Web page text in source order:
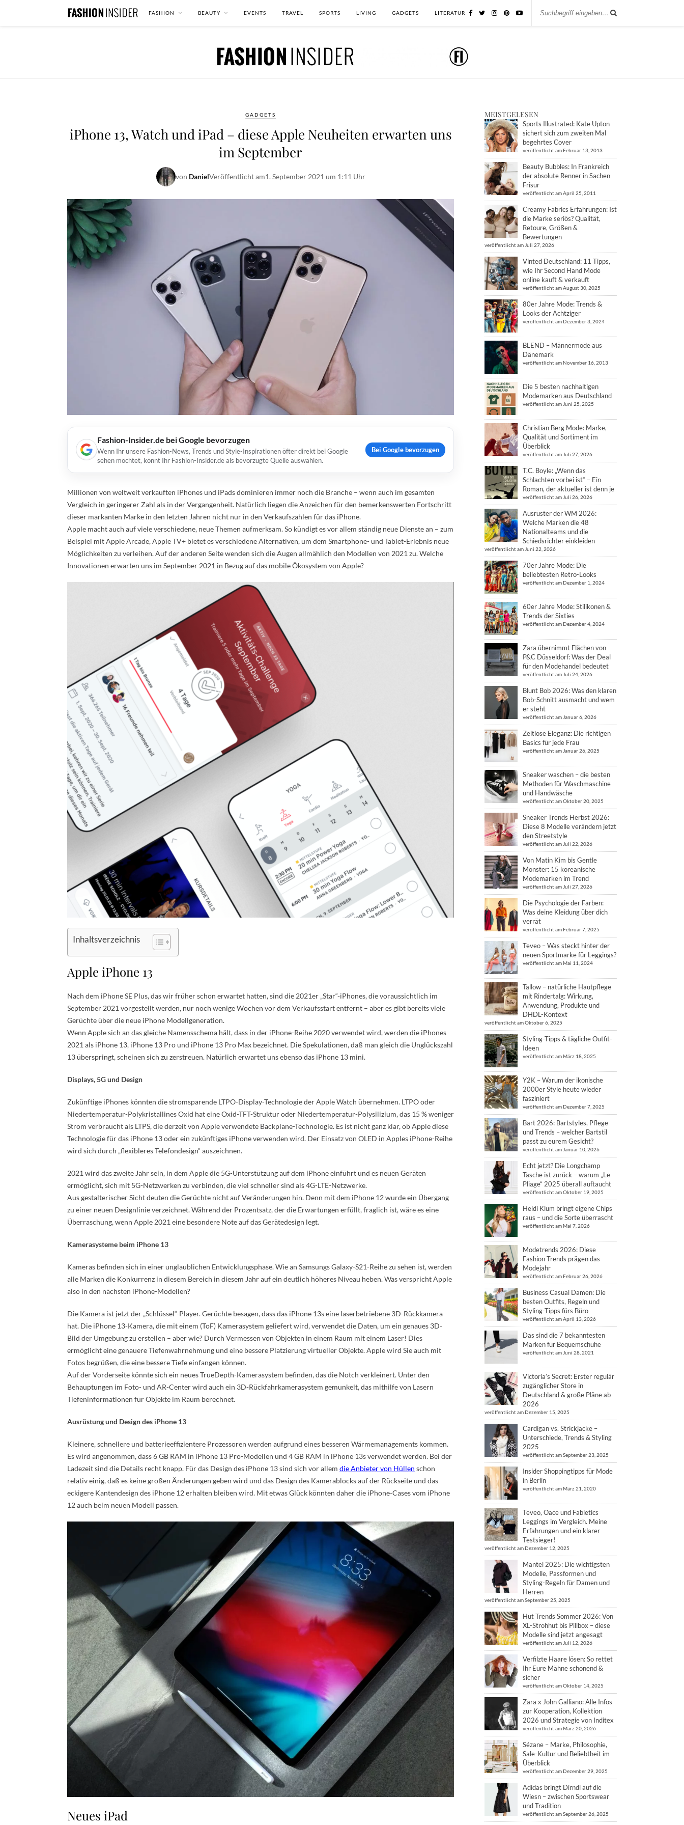
FASHION BEAUTY EVENTS TRAVEL SPORTS LIVING GADGETS LITERATUR
GADGETS
iPhone 13, Watch und iPad – diese Apple Neuheiten erwarten uns
im September
von DanielVeröffentlicht am1. September 2021 um 1:11 Uhr
Fashion-Insider.de bei Google bevorzugen
Wenn Ihr unsere Fashion-News, Trends und Style-Inspirationen öfter direkt bei Google
sehen möchtet, könnt Ihr Fashion-Insider.de als bevorzugte Quelle auswählen.
Bei Google bevorzugen
Millionen von weltweit verkauften iPhones und iPads dominieren immer noch die Branche – wenn auch im gesamten
Vergleich in geringerer Zahl als in der Vergangenheit. Natürlich liegen die Anzeichen für den bemerkenswerten Fortschritt
dieser markanten Marke in den letzten Jahren nicht nur in den Verkaufszahlen für das iPhone.
Apple macht auch auf viele verschiedene, neue Themen aufmerksam. So kündigt es vor allem ständig neue Dienste an – zum
Beispiel mit Apple Arcade, Apple TV+ bietet es verschiedene Alternativen, um dem Smartphone- und Tablet-Erlebnis neue
Möglichkeiten zu verleihen. Auf der anderen Seite wenden sich die Augen allmählich den Modellen von 2021 zu. Welche
Innovationen erwarten uns im September 2021 in Bezug auf das mobile Ökosystem von Apple?
Inhaltsverzeichnis
Apple iPhone 13
Nach dem iPhone SE Plus, das wir früher schon erwartet hatten, sind die 2021er „Star“-iPhones, die voraussichtlich im
September 2021 vorgestellt werden, nur noch wenige Wochen vor dem Verkaufsstart entfernt – aber es gibt bereits viele
Gerüchte über die neue iPhone Modellgeneration.
Wenn Apple sich an das gleiche Namensschema hält, dass in der iPhone-Reihe 2020 verwendet wird, werden die iPhones
2021 als iPhone 13, iPhone 13 Pro und iPhone 13 Pro Max bezeichnet. Die Spekulationen, daß man gleich die Unglückszahl
13 überspringt, scheinen sich zu zerstreuen. Natürlich erwartet uns ebenso das iPhone 13 mini.
Displays, 5G und Design
Zukünftige iPhones könnten die stromsparende LTPO-Display-Technologie der Apple Watch übernehmen. LTPO oder
Niedertemperatur-Polykristallines Oxid hat eine Oxid-TFT-Struktur oder Niedertemperatur-Polysilizium, das 15 % weniger
Strom verbraucht als LTPS, die derzeit von Apple verwendete Backplane-Technologie. Es ist nicht ganz klar, ob Apple diese
Technologie für das iPhone 13 oder ein zukünftiges iPhone verwenden wird. Der Einsatz von OLED in Apples iPhone-Reihe
wird sich durch „flexibleres Telefondesign“ auszeichnen.
2021 wird das zweite Jahr sein, in dem Apple die 5G-Unterstützung auf dem iPhone einführt und es neuen Geräten
ermöglicht, sich mit 5G-Netzwerken zu verbinden, die viel schneller sind als 4G-LTE-Netzwerke.
Aus gestalterischer Sicht deuten die Gerüchte nicht auf Veränderungen hin. Denn mit dem iPhone 12 wurde ein Übergang
zu einer neuen Designlinie verzeichnet. Während der Prozentsatz, der die Erwartungen erfüllt, fraglich ist, wäre es eine
Überraschung, wenn Apple 2021 eine besondere Note auf das Gerätedesign legt.
Kamerasysteme beim iPhone 13
Kameras befinden sich in einer unglaublichen Entwicklungsphase. Wie an Samsungs Galaxy-S21-Reihe zu sehen ist, werden
alle Marken die Konkurrenz in diesem Bereich in diesem Jahr auf ein deutlich höheres Niveau heben. Was verspricht Apple
also in den nächsten iPhone-Modellen?
Die Kamera ist jetzt der „Schlüssel“-Player. Gerüchte besagen, dass das iPhone 13s eine laserbetriebene 3D-Rückkamera
hat. Die iPhone 13-Kamera, die mit einem (ToF) Kamerasystem geliefert wird, verwendet die Daten, um ein genaues 3D-
Bild der Umgebung zu erstellen – aber wie? Durch Vermessen von Objekten in einem Raum mit einem Laser! Dies
ermöglicht eine genauere Tiefenwahrnehmung und eine bessere Platzierung virtueller Objekte. Apple wird Sie auch mit
Fotos begrüßen, die eine bessere Tiefe einfangen können.
Auf der Vorderseite könnte sich ein neues TrueDepth-Kamerasystem befinden, das die Notch verkleinert. Unter den
Behauptungen im Foto- und AR-Center wird auch ein 3D-Rückfahrkamerasystem gemunkelt, das mithilfe von Lasern
Tiefeninformationen für Objekte im Raum berechnet.
Ausrüstung und Design des iPhone 13
Kleinere, schnellere und batterieeffizientere Prozessoren werden aufgrund eines besseren Wärmemanagements kommen.
Es wird angenommen, dass 6 GB RAM in iPhone 13 Pro-Modellen und 4 GB RAM in iPhone 13s verwendet werden. Bei der
Ladezeit sind die Details recht knapp. Für das Design des iPhone 13 sind sich vor allem die Anbieter von Hüllen schon
relativ einig, daß es keine großen Änderungen geben wird und das Design des Kamerablocks auf der Rückseite und das
eckigere Kantendesign des iPhone 12 erhalten bleiben wird. Mit etwas Glück könnten daher die iPhone-Cases vom iPhone
12 auch beim neuen Modell passen.
Neues iPad
MEISTGELESEN
Sports Illustrated: Kate Upton
sichert sich zum zweiten Mal
begehrtes Cover
veröffentlicht am Februar 13, 2013
Beauty Bubbles: In Frankreich
der absolute Renner in Sachen
Frisur
veröffentlicht am April 25, 2011
Creamy Fabrics Erfahrungen: Ist
die Marke seriös? Qualität,
Retoure, Größen &
Bewertungen
veröffentlicht am Juli 27, 2026
Vinted Deutschland: 11 Tipps,
wie Ihr Second Hand Mode
online kauft & verkauft
veröffentlicht am August 30, 2025
80er Jahre Mode: Trends &
Looks der Achtziger
veröffentlicht am Dezember 3, 2024
BLEND – Männermode aus
Dänemark
veröffentlicht am November 16, 2013
Die 5 besten nachhaltigen
Modemarken aus Deutschland
veröffentlicht am Juni 25, 2025
Christian Berg Mode: Marke,
Qualität und Sortiment im
Überblick
veröffentlicht am Juli 27, 2026
T.C. Boyle: „Wenn das
Schlachten vorbei ist“ – Ein
Roman, der aktueller ist denn je
veröffentlicht am Juli 26, 2026
Ausrüster der WM 2026:
Welche Marken die 48
Nationalteams und die
Schiedsrichter einkleiden
veröffentlicht am Juni 22, 2026
70er Jahre Mode: Die
beliebtesten Retro-Looks
veröffentlicht am Dezember 1, 2024
60er Jahre Mode: Stilikonen &
Trends der Sixties
veröffentlicht am Dezember 4, 2024
Zara übernimmt Flächen von
P&C Düsseldorf: Was der Deal
für den Modehandel bedeutet
veröffentlicht am Juli 24, 2026
Blunt Bob 2026: Was den klaren
Bob-Schnitt ausmacht und wem
er steht
veröffentlicht am Januar 6, 2026
Zeitlose Eleganz: Die richtigen
Basics für jede Frau
veröffentlicht am Januar 26, 2025
Sneaker waschen – die besten
Methoden für Waschmaschine
und Handwäsche
veröffentlicht am Oktober 20, 2025
Sneaker Trends Herbst 2026:
Diese 8 Modelle verändern jetzt
den Streetstyle
veröffentlicht am Juli 22, 2026
Von Matin Kim bis Gentle
Monster: 15 koreanische
Modemarken im Trend
veröffentlicht am Juli 27, 2026
Die Psychologie der Farben:
Was deine Kleidung über dich
verrät
veröffentlicht am Februar 7, 2025
Teveo – Was steckt hinter der
neuen Sportmarke für Leggings?
veröffentlicht am Mai 11, 2024
Tallow – natürliche Hautpflege
mit Rindertalg: Wirkung,
Anwendung, Produkte und
DHDL-Kontext
veröffentlicht am Oktober 6, 2025
Styling-Tipps & tägliche Outfit-
Ideen
veröffentlicht am März 18, 2025
Y2K – Warum der ikonische
2000er Style heute wieder
fasziniert
veröffentlicht am Dezember 7, 2025
Bart 2026: Bartstyles, Pflege
und Trends – welcher Bartstil
passt zu eurem Gesicht?
veröffentlicht am Januar 10, 2026
Echt jetzt? Die Longchamp
Tasche ist zurück – warum „Le
Pliage“ 2025 überall auftaucht
veröffentlicht am Oktober 19, 2025
Heidi Klum bringt eigene Chips
raus – und die Sorte überrascht
veröffentlicht am Mai 7, 2026
Modetrends 2026: Diese
Fashion Trends prägen das
Modejahr
veröffentlicht am Februar 26, 2026
Business Casual Damen: Die
besten Outfits, Regeln und
Styling-Tipps fürs Büro
veröffentlicht am April 13, 2026
Das sind die 7 bekanntesten
Marken für Bequemschuhe
veröffentlicht am Juni 28, 2021
Victoria’s Secret: Erster regulär
zugänglicher Store in
Deutschland & große Pläne ab
2026
veröffentlicht am Dezember 15, 2025
Cardigan vs. Strickjacke –
Unterschiede, Trends & Styling
2025
veröffentlicht am September 23, 2025
Insider Shoppingtipps für Mode
in Berlin
veröffentlicht am März 21, 2020
Teveo, Oace und Fabletics
Leggings im Vergleich. Meine
Erfahrungen und ein klarer
Testsieger!
veröffentlicht am Dezember 12, 2025
Mantel 2025: Die wichtigsten
Modelle, Passformen und
Styling-Regeln für Damen und
Herren
veröffentlicht am September 25, 2025
Hut Trends Sommer 2026: Von
XL-Strohhut bis Pillbox – diese
Modelle sind jetzt angesagt
veröffentlicht am Juli 12, 2026
Verfilzte Haare lösen: So rettet
Ihr Eure Mähne schonend &
sicher
veröffentlicht am Oktober 14, 2025
Zara x John Galliano: Alle Infos
zur Kooperation, Kollektion
2026 und Strategie von Inditex
veröffentlicht am März 20, 2026
Sézane – Marke, Philosophie,
Sale-Kultur und Beliebtheit im
Überblick
veröffentlicht am Dezember 29, 2025
Adidas bringt Dirndl auf die
Wiesn – zwischen Sportswear
und Tradition
veröffentlicht am September 26, 2025